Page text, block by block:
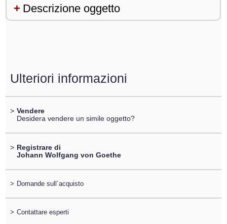
Descrizione oggetto
Ulteriori informazioni
> Vendere
Desidera vendere un simile oggetto?
> Registrare di
Johann Wolfgang von Goethe
> Domande sull´acquisto
> Contattare esperti